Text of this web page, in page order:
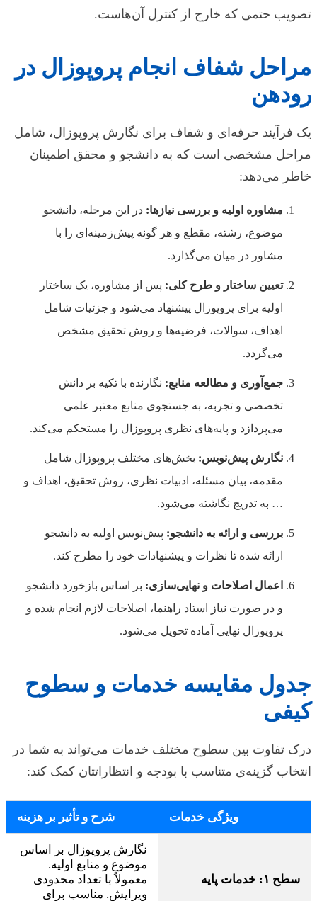
تصویب حتمی که خارج از کنترل آن‌هاست.
مراحل شفاف انجام پروپوزال در
رودهن
یک فرآیند حرفه‌ای و شفاف برای نگارش پروپوزال، شامل
مراحل مشخصی است که به دانشجو و محقق اطمینان
خاطر می‌دهد:
مشاوره اولیه و بررسی نیازها: در این مرحله، دانشجو
موضوع، رشته، مقطع و هر گونه پیش‌زمینه‌ای را با
مشاور در میان می‌گذارد.
تعیین ساختار و طرح کلی: پس از مشاوره، یک ساختار
اولیه برای پروپوزال پیشنهاد می‌شود و جزئیات شامل
اهداف، سوالات، فرضیه‌ها و روش تحقیق مشخص
می‌گردد.
جمع‌آوری و مطالعه منابع: نگارنده با تکیه بر دانش
تخصصی و تجربه، به جستجوی منابع معتبر علمی
می‌پردازد و پایه‌های نظری پروپوزال را مستحکم می‌کند.
نگارش پیش‌نویس: بخش‌های مختلف پروپوزال شامل
مقدمه، بیان مسئله، ادبیات نظری، روش تحقیق، اهداف و
… به تدریج نگاشته می‌شود.
بررسی و ارائه به دانشجو: پیش‌نویس اولیه به دانشجو
ارائه شده تا نظرات و پیشنهادات خود را مطرح کند.
اعمال اصلاحات و نهایی‌سازی: بر اساس بازخورد دانشجو
و در صورت نیاز استاد راهنما، اصلاحات لازم انجام شده و
پروپوزال نهایی آماده تحویل می‌شود.
جدول مقایسه خدمات و سطوح
کیفی
درک تفاوت بین سطوح مختلف خدمات می‌تواند به شما در
انتخاب گزینه‌ی متناسب با بودجه و انتظاراتتان کمک کند:
ویژگی خدمات شرح و تأثیر بر هزینه
سطح ۱: خدمات پایه
نگارش پروپوزال بر اساس
موضوع و منابع اولیه.
معمولاً با تعداد محدودی
ویرایش. مناسب برای